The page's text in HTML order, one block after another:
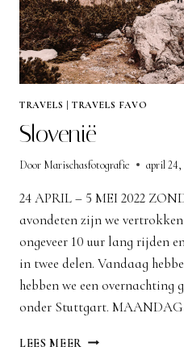
TRAVELS TRAVELS FAVO
Slovenië
Door Marischasfotografie april 24,
24 APRIL – 5 MEI 2022
avondeten zijn we
ongeveer 10 uur lang rijden
in twee delen. Vandaag
hebben we een
onder Stuttgart.
LEES MEER SLOVENIË